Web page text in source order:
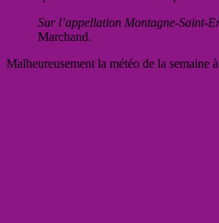
Sur l’appellation Montagne-Saint-
Marchand.
Malheureusement la météo de la semaine